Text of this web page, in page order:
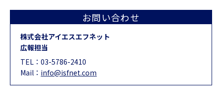
お問い合わせ
株式会社アイエスエフネット
広報担当
TEL：03-5786-2410
Mail： info@isfnet.com